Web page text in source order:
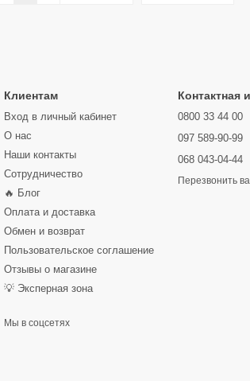
Клиентам
Вход в личный кабинет
О нас
Наши контакты
Сотрудничество
🔥 Блог
Оплата и доставка
Обмен и возврат
Пользовательское соглашение
Отзывы о магазине
💡 Эксперная зона
Мы в соцсетях
Контактная
0800 33 44 00
097 589-90-99
068 043-04-44
Перезвонить